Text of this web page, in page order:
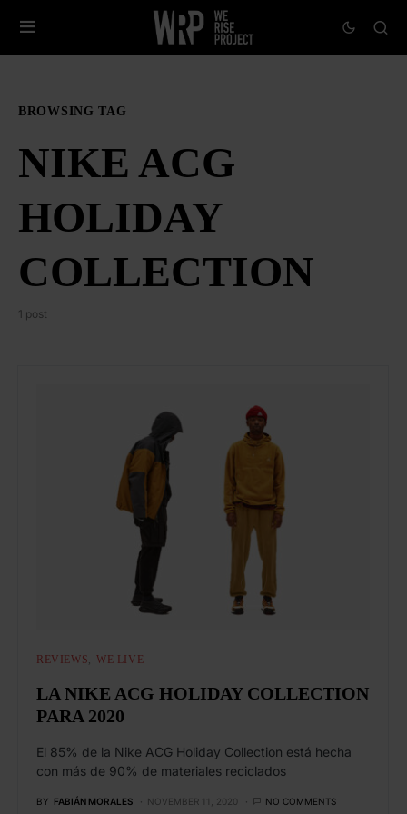
BROWSING TAG
NIKE ACG
HOLIDAY
COLLECTION
1 post
REVIEWS WE LIVE
LA NIKE ACG HOLIDAY COLLECTION
PARA 2020
El 85% de la Nike ACG Holiday Collection está hecha
con más de 90% de materiales reciclados
BY FABIÁN MORALES NOVEMBER 11, 2020 NO COMMENTS